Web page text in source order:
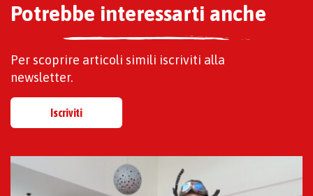
Potrebbe interessarti anche
Per scoprire articoli simili iscriviti alla
newsletter.
Iscriviti